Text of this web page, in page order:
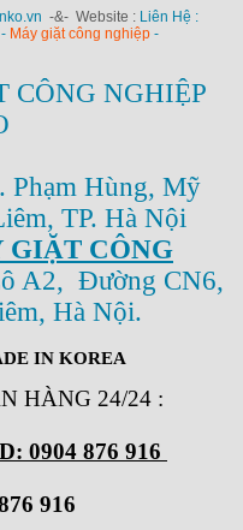
-&- Website : Liên Hệ :
Máy giặt công nghiệp -
CÔNG NGHIỆP
Hùng, Mỹ
TP. Hà Nội
GIẶT CÔNG
A2, Đường CN6,
Hà Nội.
IN KOREA
HÀNG 24/24 :
0904 876 916
916